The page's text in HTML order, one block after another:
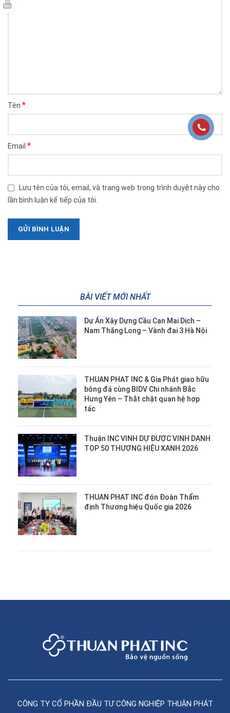
Tên *
Email *
Lưu tên của tôi, email, và trang web trong trình duyệt này cho
lần bình luận kế tiếp của tôi.
BÀI VIẾT MỚI NHẤT
Dự Án Xây Dựng Cầu Cạn Mai Dịch –
Nam Thăng Long – Vành đai 3 Hà Nội
THUAN PHAT INC & Gia Phát giao hữu
bóng đá cùng BIDV Chi nhánh Bắc
Hưng Yên – Thắt chặt quan hệ hợp
tác
Thuận INC VINH DỰ ĐƯỢC VINH DANH
TOP 50 THƯƠNG HIỆU XANH 2026
THUAN PHAT INC đón Đoàn Thẩm
định Thương hiệu Quốc gia 2026
CÔNG TY CỔ PHẦN ĐẦU TƯ CÔNG NGHIỆP THUẬN PHÁT